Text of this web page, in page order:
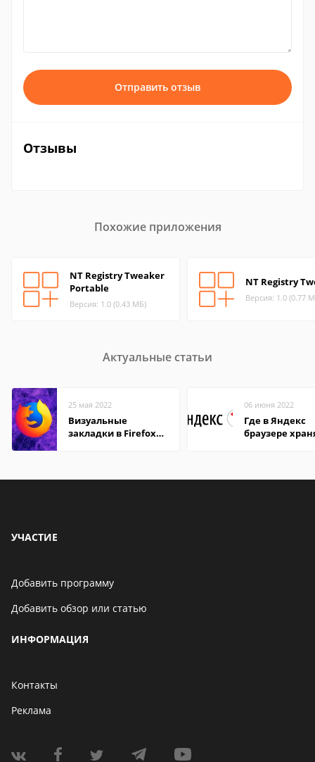
Отправить отзыв
Отзывы
Похожие приложения
NT Registry Tweaker
Portable
Версия: 1.0 (0.43 МБ)
NT Registry
Версия: 1.0 (0.77
Актуальные статьи
25 мая 2022
Визуальные
закладки в Firefox
06 июня 2022
Где в Яндекс
браузере
УЧАСТИЕ
Добавить программу
Добавить обзор или статью
ИНФОРМАЦИЯ
Контакты
Реклама